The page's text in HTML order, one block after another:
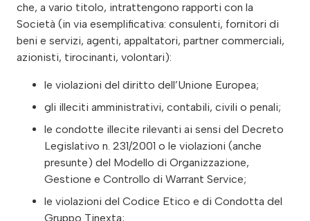
che, a vario titolo, intrattengono rapporti con la
Società (in via esemplificativa: consulenti, fornitori di
beni e servizi, agenti, appaltatori, partner commerciali,
azionisti, tirocinanti, volontari):
le violazioni del diritto dell’Unione Europea;
gli illeciti amministrativi, contabili, civili o penali;
le condotte illecite rilevanti ai sensi del Decreto
Legislativo n. 231/2001 o le violazioni (anche
presunte) del Modello di Organizzazione,
Gestione e Controllo di Warrant Service;
le violazioni del Codice Etico e di Condotta del
Gruppo Tinexta;